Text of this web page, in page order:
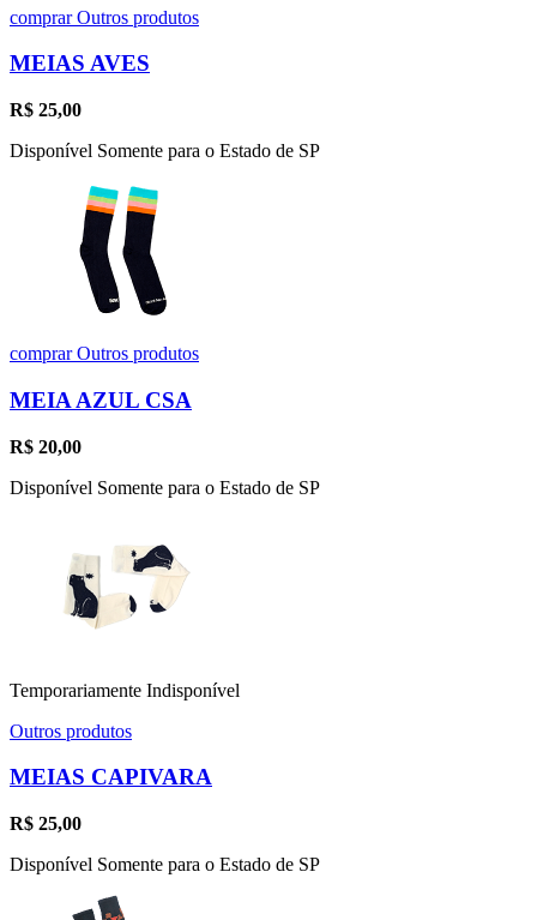
comprarOutros produtos
MEIAS AVES
R$ 25,00
Disponível Somente para o Estado de SP
comprarOutros produtos
MEIA AZUL CSA
R$ 20,00
Disponível Somente para o Estado de SP
Temporariamente Indisponível
Outros produtos
MEIAS CAPIVARA
R$ 25,00
Disponível Somente para o Estado de SP